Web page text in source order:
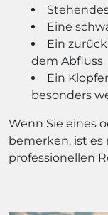
Eine
Ein
dem Abfluss
Ein
besonders
Wenn Sie eines
bemerken, ist es
professionellen